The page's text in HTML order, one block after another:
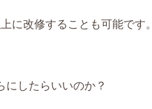
に改修することも可能です。
にしたらいいのか？